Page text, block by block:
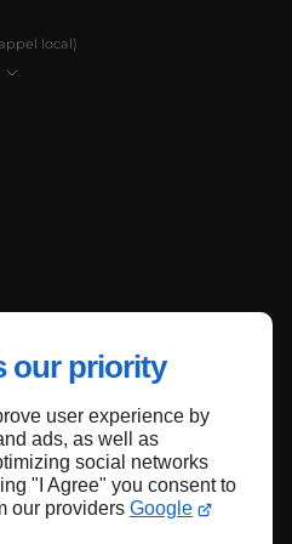
our priority
user experience by
ads, as well as
social networks
"I Agree" you consent to
our providers Google
de page